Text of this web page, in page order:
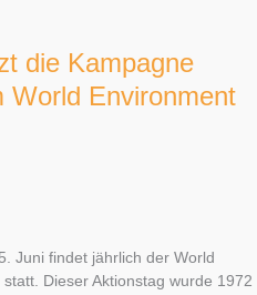
die Kampagne
World Environment
Juni findet jährlich der World
Dieser Aktionstag wurde 1972